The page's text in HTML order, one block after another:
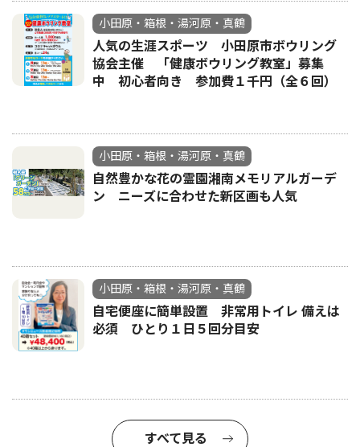
小田原・箱根・湯河原・真鶴
人気の生涯スポーツ 小田原市ボウリング
協会主催 「健康ボウリング教室」募集
中 初心者向き 参加費１千円（全６回）
小田原・箱根・湯河原・真鶴
自然豊かな花の霊園湘南メモリアルガーデ
ン ニーズに合わせた新区画も人気
小田原・箱根・湯河原・真鶴
自宅便座に簡単設置 非常用トイレ 備えは
必須 ひとり１日５回分目安
すべて見る